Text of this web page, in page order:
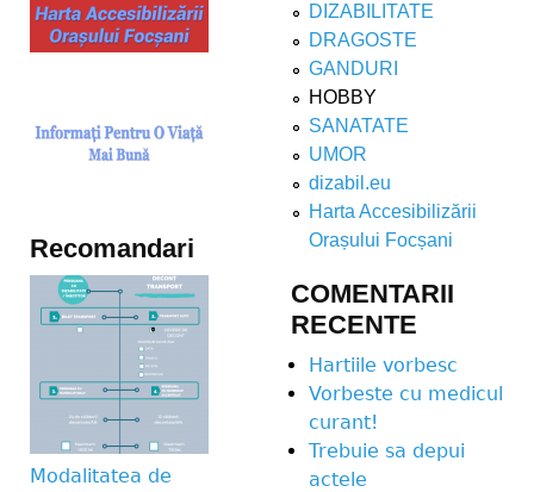
Recomandari
Modalitatea de
DIZABILITATE
DRAGOSTE
GANDURI
HOBBY
SANATATE
UMOR
dizabil.eu
Harta Accesibilizării
Orașului Focșani
COMENTARII
RECENTE
Hartiile vorbesc
Vorbeste cu medicul
curant!
Trebuie sa depui
actele